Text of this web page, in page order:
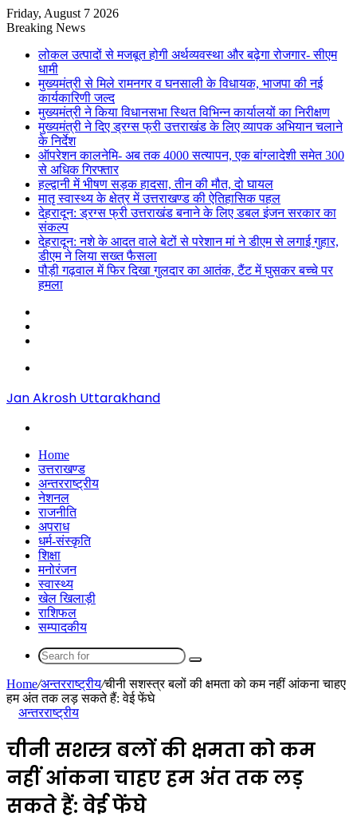
Friday, August 7 2026
Breaking News
लोकल उत्पादों से मजबूत होगी अर्थव्यवस्था और बढ़ेगा रोजगार- सीएम
धामी
मुख्यमंत्री से मिले रामनगर व घनसाली के विधायक, भाजपा की नई
कार्यकारिणी जल्द
मुख्यमंत्री ने किया विधानसभा स्थित विभिन्न कार्यालयों का निरीक्षण
मुख्यमंत्री ने दिए ड्रग्स फ्री उत्तराखंड के लिए व्यापक अभियान चलाने
के निर्देश
ऑपरेशन कालनेमि- अब तक 4000 सत्यापन, एक बांग्लादेशी समेत 300
से अधिक गिरफ्तार
हल्द्वानी में भीषण सड़क हादसा, तीन की मौत, दो घायल
मातृ स्वास्थ्य के क्षेत्र में उत्तराखण्ड की ऐतिहासिक पहल
देहरादून: ड्रग्स फ्री उत्तराखंड बनाने के लिए डबल इंजन सरकार का
संकल्प
देहरादून: नशे के आदत वाले बेटों से परेशान मां ने डीएम से लगाई गुहार,
डीएम ने लिया सख्त फैसला
पौड़ी गढ़वाल में फिर दिखा गुलदार का आतंक, टैंट में घुसकर बच्चे पर
हमला
Jan Akrosh Uttarakhand
Home
उत्तराखण्ड
अन्तरराष्ट्रीय
नेशनल
राजनीति
अपराध
धर्म-संस्कृति
शिक्षा
मनोरंजन
स्वास्थ्य
खेल खिलाड़ी
राशिफल
सम्पादकीय
Search
for
Home/अन्तरराष्ट्रीय/चीनी सशस्त्र बलों की क्षमता को कम नहीं आंकना चाहए
हम अंत तक लड़ सकते हैं: वेई फेंघे
अन्तरराष्ट्रीय
चीनी सशस्त्र बलों की क्षमता को कम
नहीं आंकना चाहए हम अंत तक लड़
सकते हैं: वेई फेंघे